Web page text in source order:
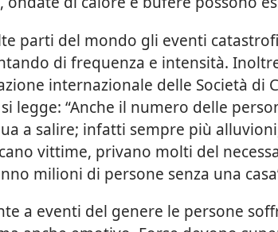
parti del mondo gli eventi
di frequenza e intensità.
internazionale delle Società di
si legge: “Anche il numero delle
a salire; infatti sempre più
vittime, privano molti del
milioni di persone senza una
a eventi del genere le persone